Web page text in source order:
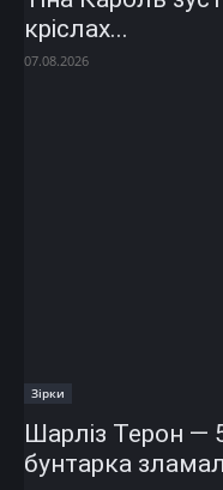
кріслах...
07.08.2026
Зірки
Шарліз Терон —
бунтарка